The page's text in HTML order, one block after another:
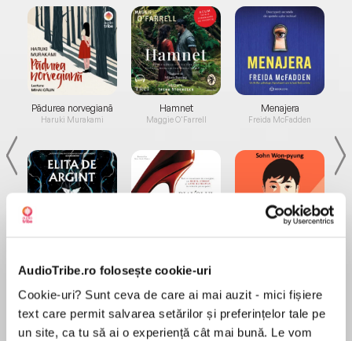
AudioTribe.ro folosește cookie-uri
Cookie-uri? Sunt ceva de care ai mai auzit - mici fișiere
text care permit salvarea setărilor și preferințelor tale pe
un site, ca tu să ai o experiență cât mai bună. Le vom
Pădurea norvegiană
Haruki Murakami
de...
Dani Francis
Hamnet
Maggie O'Farrell
la...
Lauren Weisberger
Menajera
Freida McFadden